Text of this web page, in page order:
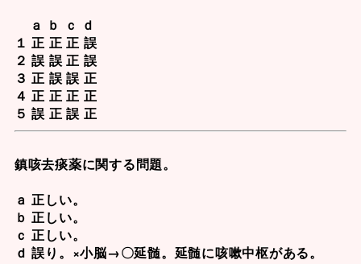
ａ ｂ ｃ ｄ
１ 正 正 正 誤
２ 誤 誤 正 誤
３ 正 誤 誤 正
４ 正 正 正 正
５ 誤 正 誤 正
鎮咳去痰薬に関する問題。
ａ 正しい。
ｂ 正しい。
ｃ 正しい。
ｄ 誤り。×小脳→〇延髄。延髄に咳嗽中枢がある。